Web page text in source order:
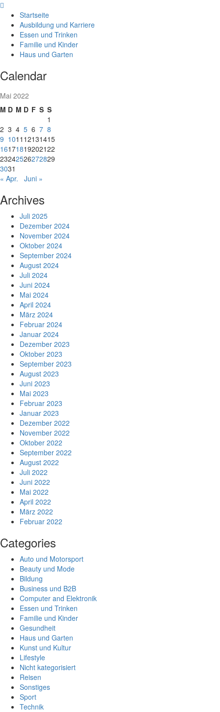
Skip
content
Startseite
Ausbildung und Karriere
Essen und Trinken
Familie und Kinder
Haus und Garten
Calendar
Mai 2022
M D M D F S S
1
2 3 4 5 6 7 8
9 1011 12131415
16171819202122
23242526272829
3031
« Apr.
Juni »
Archives
Juli 2025
Dezember 2024
November 2024
Oktober 2024
September 2024
August 2024
Juli 2024
Juni 2024
Mai 2024
April 2024
März 2024
Februar 2024
Januar 2024
Dezember 2023
Oktober 2023
September 2023
August 2023
Juni 2023
Mai 2023
Februar 2023
Januar 2023
Dezember 2022
November 2022
Oktober 2022
September 2022
August 2022
Juli 2022
Juni 2022
Mai 2022
April 2022
März 2022
Februar 2022
Categories
Auto und Motorsport
Beauty und Mode
Bildung
Business und B2B
Computer and Elektronik
Essen und Trinken
Familie und Kinder
Gesundheit
Haus und Garten
Kunst und Kultur
Lifestyle
Nicht kategorisiert
Reisen
Sonstiges
Sport
Technik